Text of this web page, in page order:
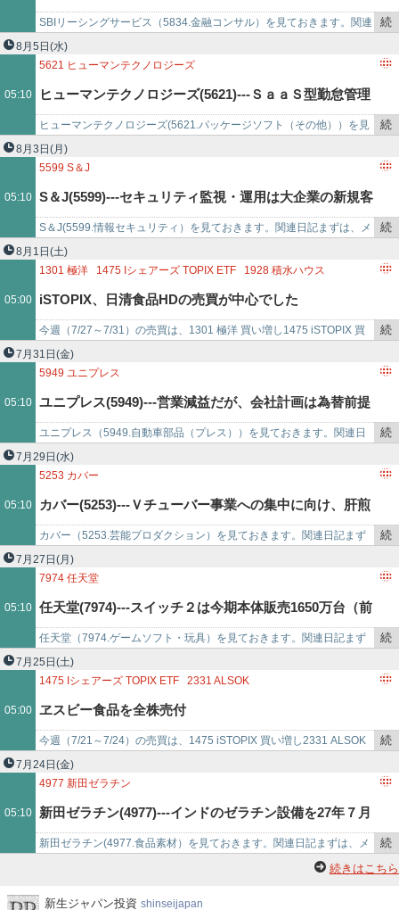
で
入れ競争激化で頭打ち。ただ、小口化商品は航空機・船
舶ともに引き合い堅調。
SBIリーシングサービス（5834.金融コンサル）を見ておきます。​​​​​関連
日記​​​​​​​​まずは、メモ書きです。・保有銘柄。・2023年3…
続
を
で
8月5日 (水)
05:10
5621 ヒューマンテクノロジーズ
ヒューマンテクノロジーズ(5621)---ＳａａＳ型勤怠管理
システムは前期の課金対象拡大一服。が、中小企業向け
中心に新規顧客積み上がる。
ヒューマンテクノロジーズ(5621.パッケージソフト（その他））を見
ておきます。​​関連日記​​​​​​​まずは、メモ書きです。・買付候補銘柄。・
2…
続
を
で
8月3日 (月)
05:10
5599 S＆J
S＆J(5599)---セキュリティ監視・運用は大企業の新規客
獲得、継続利用とも順調。
S＆J(5599.情報セキュリティ）を見ておきます。​​​関連日記​​​​​​まずは、メ
モ書きです。・保有銘柄。・2024年3月期の1株当たり純資産…
続
を
で
8月1日 (土)
05:00
1301 極洋 1475 Iシェアーズ TOPIX ETF 1928 積水ハウス
2897 日清食品ホールディングス
iSTOPIX、日清食品HDの売買が中心でした
今週（7/27～7/31）の売買は、1301 極洋 買い増し1475 iSTOPIX 買
い増し1928 積水ハウス 買い増し2331 ALSOK 買…
続
を
で
7月31日 (金)
05:10
5949 ユニプレス
ユニプレス(5949)---営業減益だが、会社計画は為替前提
など保守的。特損一巡。
ユニプレス（5949.自動車部品（プレス））を見ておきます。​​関連日
記​​​まずは、メモ書きです。・買付候補銘柄。・2024年3月期の1株当
たり純…
続
を
で
7月29日 (水)
05:10
5253 カバー
カバー(5253)---Ｖチューバー事業への集中に向け、肝煎
りだったメタバース事業から撤退。
カバー（5253.芸能プロダクション）を見ておきます。​​​​関連日記​​​​​​​​まず
は、メモ書きです。・買付候補銘柄。・2023年3月期の1株…
続
を
で
7月27日 (月)
05:10
7974 任天堂
任天堂(7974)---スイッチ２は今期本体販売1650万台（前
期1986万台）、ソフト6000万本（同4871万本）計画。
任天堂（7974.ゲームソフト・玩具）を見ておきます。​​​​​​​​​​​​関連日記​​​​​​​​​​​​まず
は、メモ書きです。・買付候補銘柄。…
続
を
で
7月25日 (土)
05:00
1475 Iシェアーズ TOPIX ETF 2331 ALSOK
日清食品ホールディングス
三菱UFJフィナンシャル・グループ
ヱスビー食品を全株売付
今週（7/21～7/24）の売買は、1475 iSTOPIX 買い増し2331 ALSOK
買い増し2897 日清食品HD 買い増し8306 三菱U…
続
を
で
7月24日 (金)
05:10
4977 新田ゼラチン
新田ゼラチン(4977)---インドのゼラチン設備を27年７月
稼働で年産4500ｔから7500ｔに増強へ。
新田ゼラチン(4977.食品素材）を見ておきます。​​​関連日記​​​まずは、メ
モ書きです。・買付候補銘柄。・2025年3月期の1株当たり純資産
続
き
続きはこちら
新
新生ジャパン投資 shinseijapan